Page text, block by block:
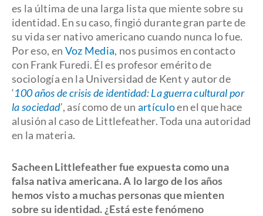
es la última de una larga lista que miente sobre su
identidad. En su caso, fingió durante gran parte de
su vida ser nativo americano cuando nunca lo fue.
Por eso, en Voz Media, nos pusimos en contacto
con Frank Furedi. Él es profesor emérito de
sociología en la Universidad de Kent y autor de
‘100 años de crisis de identidad: La guerra cultural por
la sociedad’, así como de un artículoen el que hace
alusión al caso de Littlefeather. Toda una autoridad
en la materia.
Sacheen Littlefeather fue expuesta como una
falsa nativa americana. A lo largo de los años
hemos visto a muchas personas que mienten
sobre su identidad. ¿Está este fenómeno